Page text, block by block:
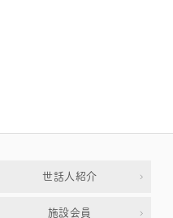
世話人紹介
施設会員